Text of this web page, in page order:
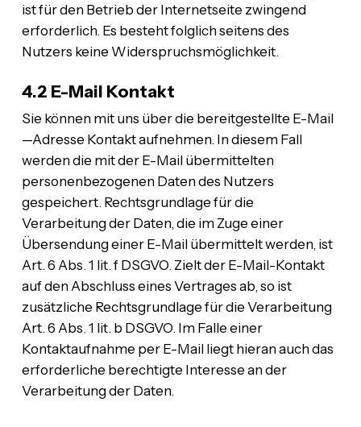
ist für den Betrieb der Internetseite zwingend
erforderlich. Es besteht folglich seitens des
Nutzers keine Widerspruchsmöglichkeit.
4.2 E-Mail Kontakt
Sie können mit uns über die bereitgestellte E-Mail
—Adresse Kontakt aufnehmen. In diesem Fall
werden die mit der E-Mail übermittelten
personenbezogenen Daten des Nutzers
gespeichert. Rechtsgrundlage für die
Verarbeitung der Daten, die im Zuge einer
Übersendung einer E-Mail übermittelt werden, ist
Art. 6 Abs. 1 lit. f DSGVO. Zielt der E-Mail-Kontakt
auf den Abschluss eines Vertrages ab, so ist
zusätzliche Rechtsgrundlage für die Verarbeitung
Art. 6 Abs. 1 lit. b DSGVO. Im Falle einer
Kontaktaufnahme per E-Mail liegt hieran auch das
erforderliche berechtigte Interesse an der
Verarbeitung der Daten.